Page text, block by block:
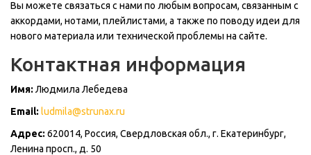
Вы можете связаться с нами по любым вопросам, связанным с
аккордами, нотами, плейлистами, а также по поводу идеи для
нового материала или технической проблемы на сайте.
Контактная информация
Имя: Людмила Лебедева
Email: ludmila@strunax.ru
Адрес: 620014, Россия, Свердловская обл., г. Екатеринбург,
Ленина просп., д. 50